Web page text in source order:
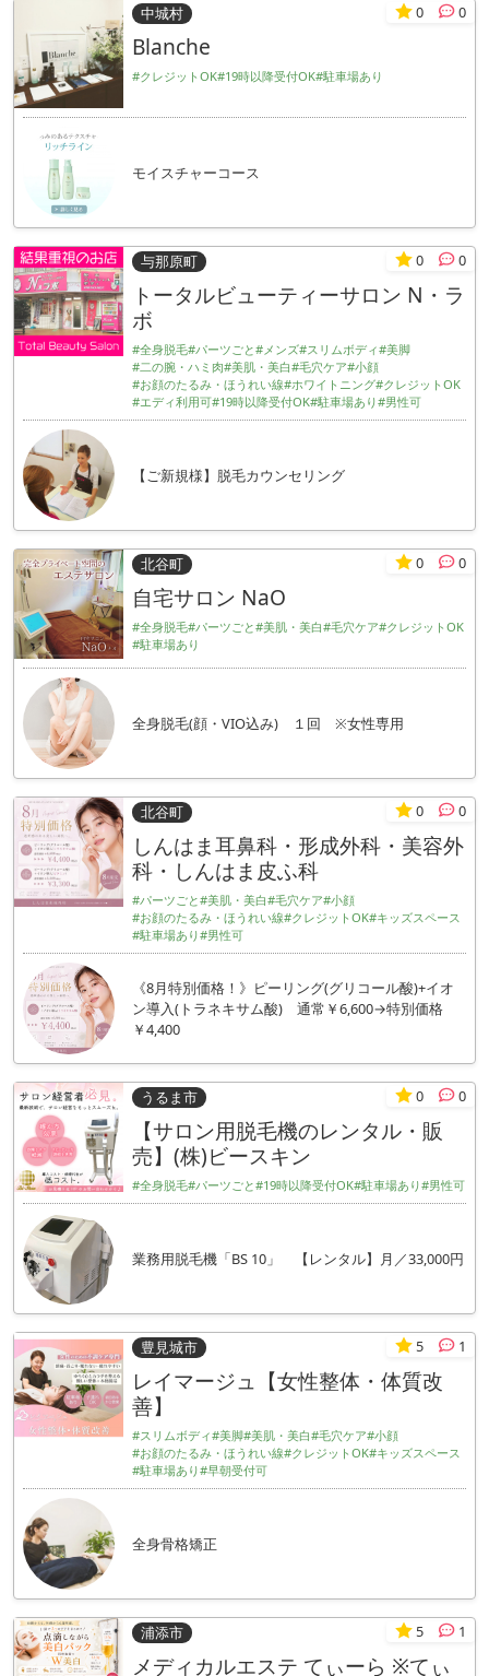
中城村 0 0
Blanche
#クレジットOK#19時以降受付OK#駐車場あり
モイスチャーコース
与那原町 0 0
トータルビューティーサロン N・ラ
ボ
#全身脱毛#パーツごと#メンズ#スリムボディ#美脚
#二の腕・ハミ肉#美肌・美白#毛穴ケア#小顔
#お顔のたるみ・ほうれい線#ホワイトニング#クレジットOK
#エディ利用可#19時以降受付OK#駐車場あり#男性可
【ご新規様】脱毛カウンセリング
北谷町 0 0
自宅サロン NaO
#全身脱毛#パーツごと#美肌・美白#毛穴ケア#クレジットOK
#駐車場あり
全身脱毛(顔・VIO込み) １回 ※女性専用
北谷町 0 0
しんはま耳鼻科・形成外科・美容外
科・しんはま皮ふ科
#パーツごと#美肌・美白#毛穴ケア#小顔
#お顔のたるみ・ほうれい線#クレジットOK#キッズスペース
#駐車場あり#男性可
《8月特別価格！》ピーリング(グリコール酸)+イオ
ン導入(トラネキサム酸) 通常￥6,600→特別価格
￥4,400
うるま市 0 0
【サロン用脱毛機のレンタル・販
売】(株)ビースキン
#全身脱毛#パーツごと#19時以降受付OK#駐車場あり#男性可
業務用脱毛機「BS 10」 【レンタル】月／33,000円
豊見城市 5 1
レイマージュ【女性整体・体質改
善】
#スリムボディ#美脚#美肌・美白#毛穴ケア#小顔
#お顔のたるみ・ほうれい線#クレジットOK#キッズスペース
#駐車場あり#早朝受付可
全身骨格矯正
浦添市 5 1
メディカルエステ てぃーら ※てぃ